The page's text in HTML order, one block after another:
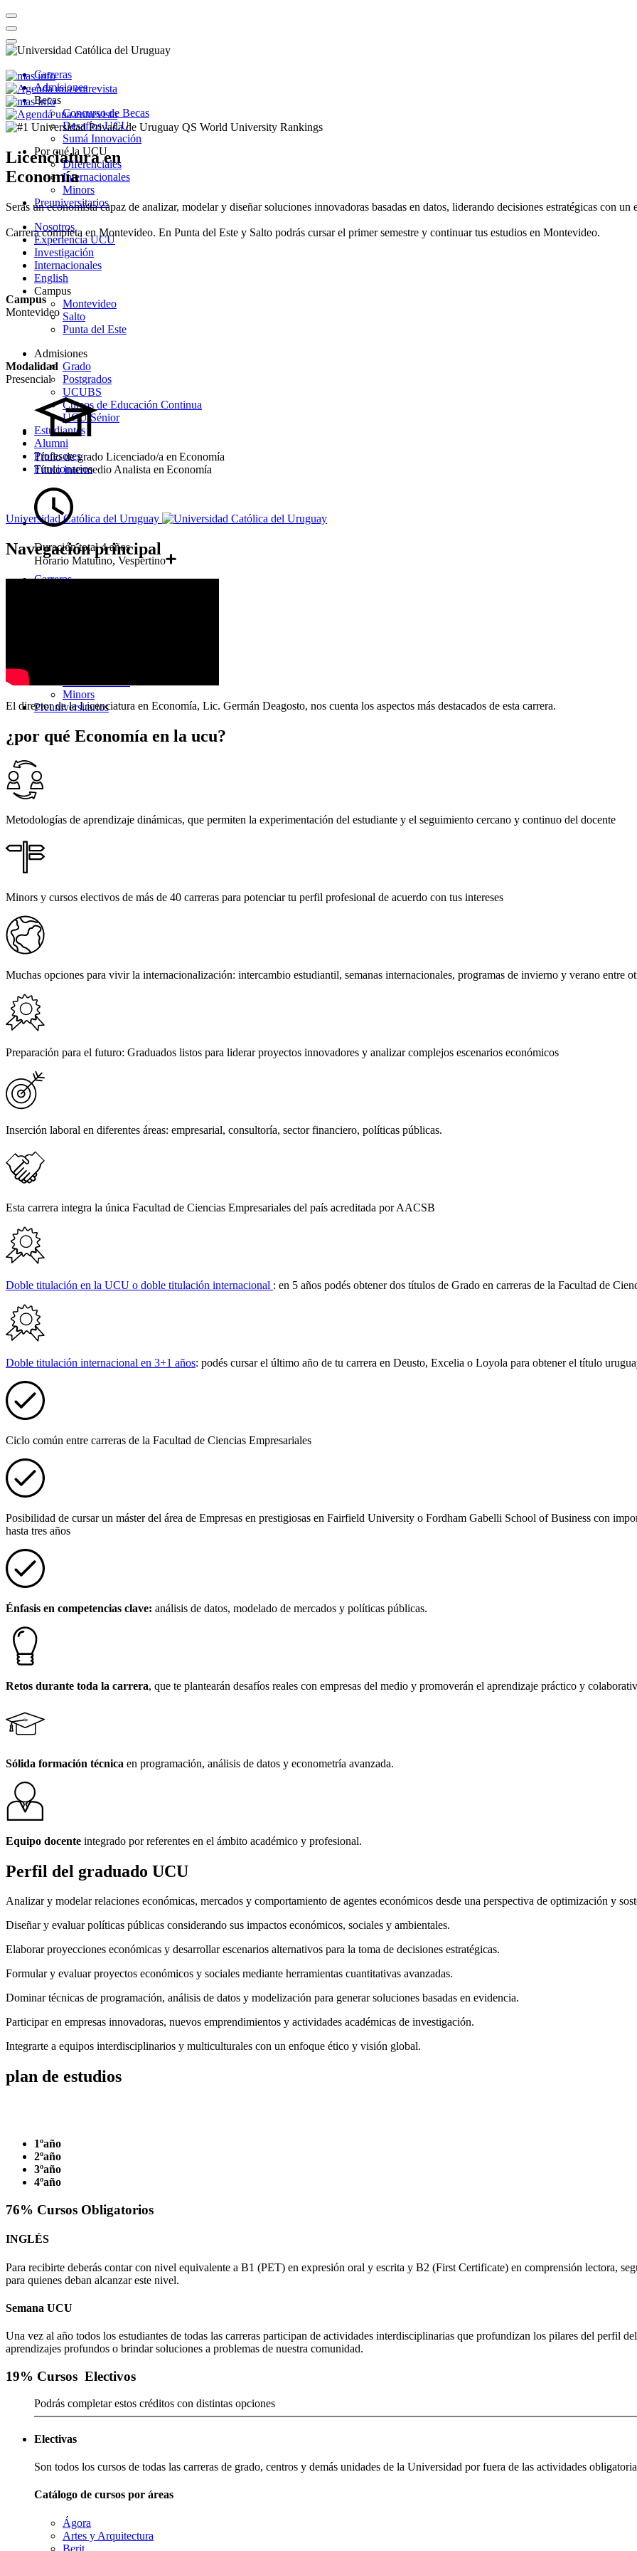
Carreras
Admisiones
Becas
Concurso de Becas
Desafíos UCU
Sumá Innovación
Por qué la UCU
Diferenciales
Internacionales
Minors
Preuniversitarios
Nosotros
Experiencia UCU
Investigación
Internacionales
English
Campus
Montevideo
Salto
Punta del Este
Admisiones
Grado
Postgrados
UCUBS
Cursos de Educación Continua
UCU Sénior
Estudiantes
Alumni
Profesores
Funcionarios
Universidad Católica del Uruguay
Navegación principal
Carreras
Minors
Preuniversitarios
Licenciatura en
Economía
Serás un economista capaz de analizar, modelar y diseñar soluciones innovadoras basadas en datos, liderando decisiones estratégicas con
Carrera completa en Montevideo. En Punta del Este y Salto podrás cursar el primer semestre y continuar tus estudios en Montevideo.
Campus
Montevideo
Modalidad
Presencial
Título de grado Licenciado/a en Economía
Título intermedio Analista en Economía
Duración total4 años
Horario Matutino, Vespertino
El director de la Licenciatura en Economía, Lic. Germán Deagosto, nos cuenta los aspectos más destacados de esta carrera.
¿por qué Economía en la ucu?
Metodologías de aprendizaje dinámicas, que permiten la experimentación del estudiante y el seguimiento cercano y continuo del docente
Minors y cursos electivos de más de 40 carreras para potenciar tu perfil profesional de acuerdo con tus intereses
Muchas opciones para vivir la internacionalización: intercambio estudiantil, semanas internacionales, programas de invierno y verano entre
Preparación para el futuro: Graduados listos para liderar proyectos innovadores y analizar complejos escenarios económicos
Inserción laboral en diferentes áreas: empresarial, consultoría, sector financiero, políticas públicas.
Esta carrera integra la única Facultad de Ciencias Empresariales del país acreditada por AACSB
Doble titulación en la UCU o doble titulación internacional : en 5 años podés obtener dos títulos de Grado en carreras de la Facultad de
Doble titulación internacional en 3+1 años: podés cursar el último año de tu carrera en Deusto, Excelia o Loyola para obtener el título
Ciclo común entre carreras de la Facultad de Ciencias Empresariales
Posibilidad de cursar un máster del área de Empresas en prestigiosas en Fairfield University o Fordham Gabelli School of Business con
hasta tres años
Énfasis en competencias clave: análisis de datos, modelado de mercados y políticas públicas.
Retos durante toda la carrera, que te plantearán desafíos reales con empresas del medio y promoverán el aprendizaje práctico y
Sólida formación técnica en programación, análisis de datos y econometría avanzada.
Equipo docente integrado por referentes en el ámbito académico y profesional.
Perfil del graduado UCU
Analizar y modelar relaciones económicas, mercados y comportamiento de agentes económicos desde una perspectiva de optimización y
Diseñar y evaluar políticas públicas considerando sus impactos económicos, sociales y ambientales.
Elaborar proyecciones económicas y desarrollar escenarios alternativos para la toma de decisiones estratégicas.
Formular y evaluar proyectos económicos y sociales mediante herramientas cuantitativas avanzadas.
Dominar técnicas de programación, análisis de datos y modelización para generar soluciones basadas en evidencia.
Participar en empresas innovadoras, nuevos emprendimientos y actividades académicas de investigación.
Integrarte a equipos interdisciplinarios y multiculturales con un enfoque ético y visión global.
plan de estudios
1ºaño
2ºaño
3ºaño
4ºaño
76% Cursos Obligatorios
INGLÉS
Para recibirte deberás contar con nivel equivalente a B1 (PET) en expresión oral y escrita y B2 (First Certificate) en comprensión lectora,
para quienes deban alcanzar este nivel.
Semana UCU
Una vez al año todos los estudiantes de todas las carreras participan de actividades interdisciplinarias que profundizan los pilares del perfil
aprendizajes profundos o brindar soluciones a problemas de nuestra comunidad.
19% Cursos Electivos
Podrás completar estos créditos con distintas opciones
Electivas
Son todos los cursos de todas las carreras de grado, centros y demás unidades de la Universidad por fuera de las actividades
Catálogo de cursos por áreas
Ágora
Artes y Arquitectura
Berit